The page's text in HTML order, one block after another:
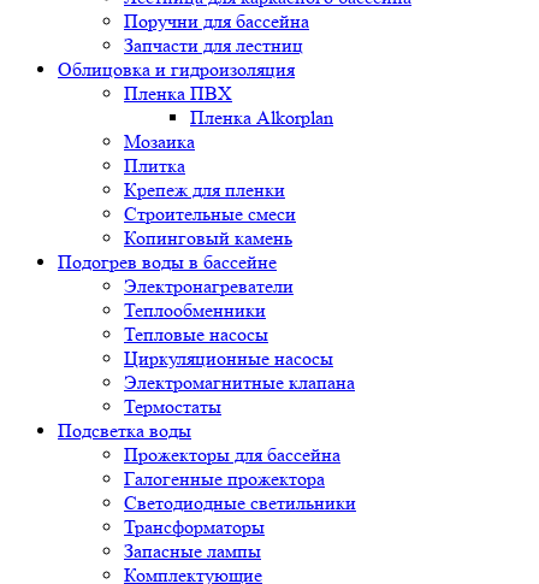
Поручни для бассейна
Запчасти для лестниц
Облицовка и гидроизоляция
Пленка ПВХ
Пленка Alkorplan
Мозаика
Плитка
Крепеж для пленки
Строительные смеси
Копинговый камень
Подогрев воды в бассейне
Электронагреватели
Теплообменники
Тепловые насосы
Циркуляционные насосы
Электромагнитные клапана
Термостаты
Подсветка воды
Прожекторы для бассейна
Галогенные прожектора
Светодиодные светильники
Трансформаторы
Запасные лампы
Комплектующие